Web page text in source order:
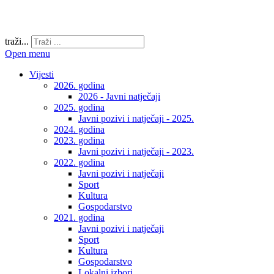
traži...
Open menu
Vijesti
2026. godina
2026 - Javni natječaji
2025. godina
Javni pozivi i natječaji - 2025.
2024. godina
2023. godina
Javni pozivi i natječaji - 2023.
2022. godina
Javni pozivi i natječaji
Sport
Kultura
Gospodarstvo
2021. godina
Javni pozivi i natječaji
Sport
Kultura
Gospodarstvo